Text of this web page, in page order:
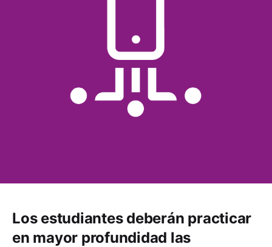
Los estudiantes deberán practicar
en mayor profundidad las